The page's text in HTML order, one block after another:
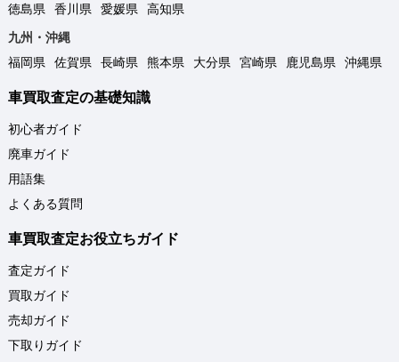
徳島県
香川県 愛媛県
高知県
九州・沖縄
福岡県
佐賀県 長崎県 熊本県 大分県 宮崎県 鹿児島県 沖縄県
車買取査定の基礎知識
初心者ガイド
廃車ガイド
用語集
よくある質問
車買取査定お役立ちガイド
査定ガイド
買取ガイド
売却ガイド
下取りガイド